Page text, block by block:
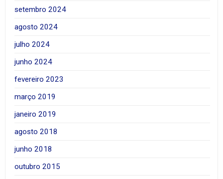
setembro 2024
agosto 2024
julho 2024
junho 2024
fevereiro 2023
março 2019
janeiro 2019
agosto 2018
junho 2018
outubro 2015